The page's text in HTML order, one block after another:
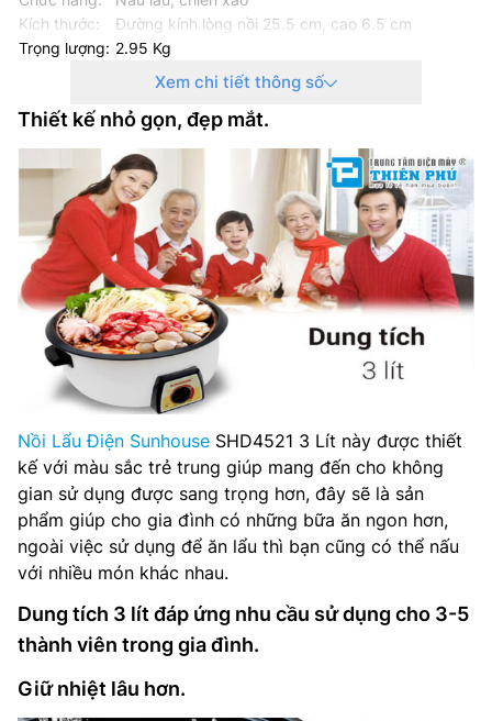
Kích thước:
Đường kính lòng nồi 25.5 cm, cao 6.5 cm
Trọng lượng: 2.95 Kg
Xem chi tiết thông số
Thiết kế nhỏ gọn, đẹp mắt.
Nồi Lẩu Điện Sunhouse SHD4521 3 Lít này được thiết
kế với màu sắc trẻ trung giúp mang đến cho không
gian sử dụng được sang trọng hơn, đây sẽ là sản
phẩm giúp cho gia đình có những bữa ăn ngon hơn,
ngoài việc sử dụng để ăn lẩu thì bạn cũng có thể nấu
với nhiều món khác nhau.
Dung tích 3 lít đáp ứng nhu cầu sử dụng cho 3-5
thành viên trong gia đình.
Giữ nhiệt lâu hơn.